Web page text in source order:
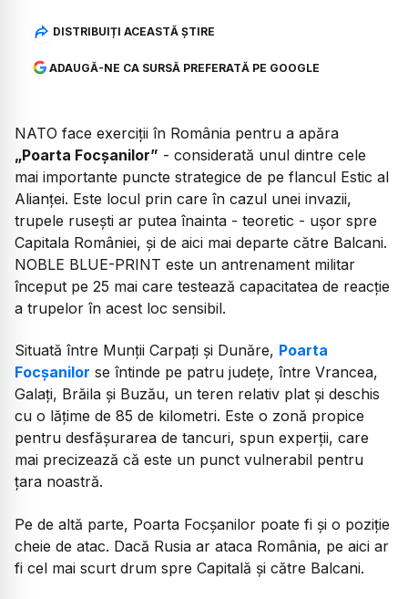
DISTRIBUIȚI ACEASTĂ ȘTIRE
ADAUGĂ-NE CA SURSĂ PREFERATĂ PE GOOGLE
NATO face exerciții în România pentru a apăra
„Poarta Focșanilor” - considerată unul dintre cele
mai importante puncte strategice de pe flancul Estic al
Alianței. Este locul prin care în cazul unei invazii,
trupele rusești ar putea înainta - teoretic - ușor spre
Capitala României, și de aici mai departe către Balcani.
NOBLE BLUE-PRINT este un antrenament militar
început pe 25 mai care testează capacitatea de reacție
a trupelor în acest loc sensibil.
Situată între Munții Carpați și Dunăre, Poarta
Focșanilor se întinde pe patru județe, între Vrancea,
Galați, Brăila și Buzău, un teren relativ plat și deschis
cu o lățime de 85 de kilometri. Este o zonă propice
pentru desfășurarea de tancuri, spun experții, care
mai precizează că este un punct vulnerabil pentru
țara noastră.
Pe de altă parte, Poarta Focșanilor poate fi și o poziție
cheie de atac. Dacă Rusia ar ataca România, pe aici ar
fi cel mai scurt drum spre Capitală și către Balcani.